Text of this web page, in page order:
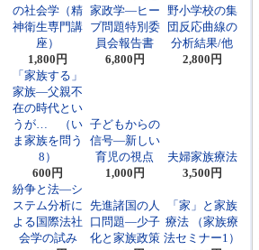
の社会学（精
神衛生専門講
座）
1,800円
家政学―ヒー
ブ問題特別委
員会報告書
6,800円
野小学校の集
団反応曲線の
分析結果/他
2,800円
「家族する」
家族―父親不
在の時代とい
うが… （い
ま家族を問う
8）
600円
子どもからの
信号―新しい
育児の視点
1,000円
夫婦家族療法
3,500円
紛争と法―シ
ステム分析に
よる国際法社
会学の試み
先進諸国の人
口問題―少子
化と家族政策
「家」と家族
療法 （家族療
法セミナー1）